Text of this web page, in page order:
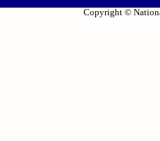
Copyright ©